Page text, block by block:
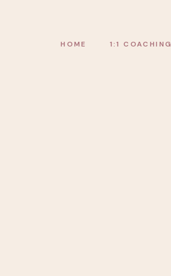
1:1 COACHING
HOME